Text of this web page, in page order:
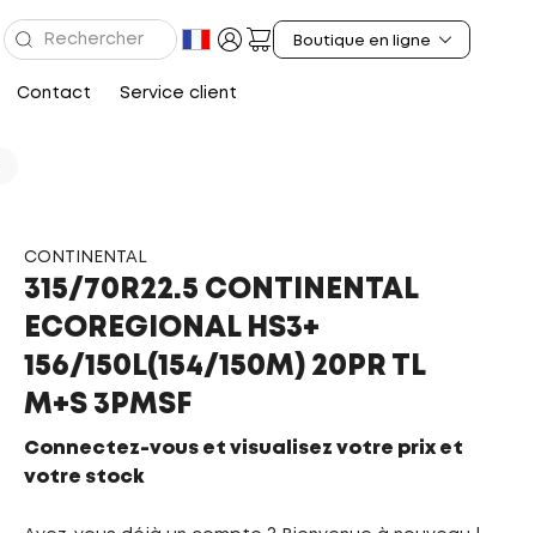
Contact Service client
CONTINENTAL
315/70R22.5 CONTINENTAL
ECOREGIONAL HS3+
156/150L(154/150M) 20PR TL
M+S 3PMSF
Connectez-vous et visualisez votre prix et
votre stock